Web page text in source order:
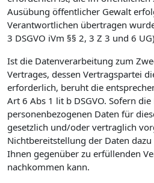
Ausübung öffentlicher Gewalt
Verantwortlichen übertragen
3 DSGVO iVm §§ 2, 3 Z 3 und 6
Ist die Datenverarbeitung zum
Vertrages, dessen Vertragspartei
erforderlich, beruht die
Art 6 Abs 1 lit b DSGVO. Sofern
personenbezogenen Daten für
gesetzlich und/oder vertraglich
Nichtbereitstellung der Daten dazu
Ihnen gegenüber zu erfüllenden
nachkommen kann.